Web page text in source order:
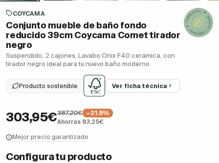
COYCAMA
Conjunto mueble de baño fondo
reducido 39cm Coycama Comet tirador
negro
Suspendido, 2 cajones, Lavabo Onix F40 cerámica, con
tirador negro ideal para tu nuevo baño moderno
Producto sostenible Ver ficha técnica
303,95€387,20€
−21.5%
Ahorras 83,25€
Mejor precio garantizado
Configura tu producto